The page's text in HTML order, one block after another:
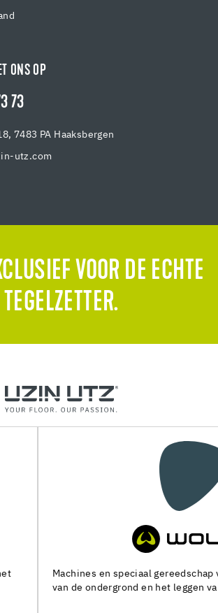
ONS OP
73
7483 PA Haaksbergen
utz.com
VOOR DE ECHTE
TEGELZETTER.
gereedschap voor de voorbereiding
en het leggen van alle soorten bedekking